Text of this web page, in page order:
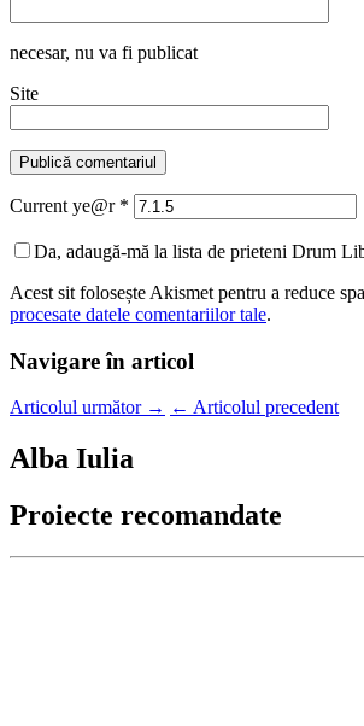
necesar, nu va fi publicat
Site
Current ye@r *
Da, adaugă-mă la lista de prieteni Drum
Acest sit folosește Akismet pentru a reduce
procesate datele comentariilor tale.
Navigare în articol
Articolul următor → ← Articolul precedent
Alba Iulia
Proiecte recomandate